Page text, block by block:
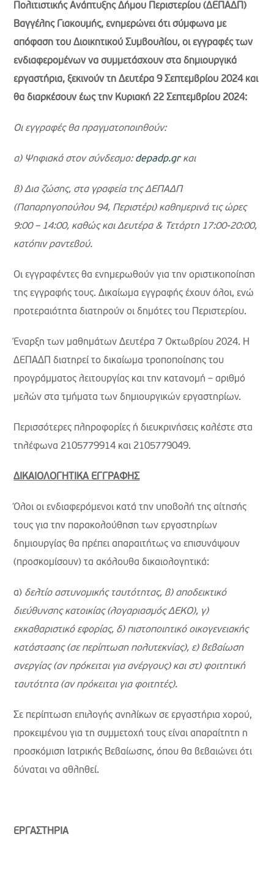
Πολιτιστικής Ανάπτυξης Δήμου Περιστερίου (ΔΕΠΑΔΠ)
Βαγγέλης Γιακουμής, ενημερώνει ότι σύμφωνα με
απόφαση του Διοικητικού Συμβουλίου, οι εγγραφές των
ενδιαφερομένων να συμμετάσχουν στα δημιουργικά
εργαστήρια, ξεκινούν τη Δευτέρα 9 Σεπτεμβρίου 2024 και
θα διαρκέσουν έως την Κυριακή 22 Σεπτεμβρίου 2024:
Οι εγγραφές θα πραγματοποιηθούν:
α) Ψηφιακά στον σύνδεσμο: depadp.grκαι
β) Δια ζώσης, στα γραφεία της ΔΕΠΑΔΠ
(Παπαρηγοπούλου 94, Περιστέρι) καθημερινά τις ώρες
9:00 – 14:00, καθώς και Δευτέρα & Τετάρτη 17:00-20:00,
κατόπιν ραντεβού.
Οι εγγραφέντες θα ενημερωθούν για την οριστικοποίηση
της εγγραφής τους. Δικαίωμα εγγραφής έχουν όλοι, ενώ
προτεραιότητα διατηρούν οι δημότες του Περιστερίου.
Έναρξη των μαθημάτων Δευτέρα 7 Οκτωβρίου 2024. Η
ΔΕΠΑΔΠ διατηρεί το δικαίωμα τροποποίησης του
προγράμματος λειτουργίας και την κατανομή – αριθμό
μελών στα τμήματα των δημιουργικών εργαστηρίων.
Περισσότερες πληροφορίες ή διευκρινήσεις καλέστε στα
τηλέφωνα 2105779914 και 2105779049.
ΔΙΚΑΙΟΛΟΓΗΤΙΚΑ ΕΓΓΡΑΦΗΣ
Όλοι οι ενδιαφερόμενοι κατά την υποβολή της αίτησής
τους για την παρακολούθηση των εργαστηρίων
δημιουργίας θα πρέπει απαραιτήτως να επισυνάψουν
(προσκομίσουν) τα ακόλουθα δικαιολογητικά:
α) δελτίο αστυνομικής ταυτότητας, β) αποδεικτικό
διεύθυνσης κατοικίας (λογαριασμός ΔΕΚΟ), γ)
εκκαθαριστικό εφορίας, δ) πιστοποιητικό οικογενειακής
κατάστασης (σε περίπτωση πολυτεκνίας), ε) βεβαίωση
ανεργίας (αν πρόκειται για ανέργους) και στ) φοιτητική
ταυτότητα (αν πρόκειται για φοιτητές).
Σε περίπτωση επιλογής ανηλίκων σε εργαστήρια χορού,
προκειμένου για τη συμμετοχή τους είναι απαραίτητη η
προσκόμιση Ιατρικής Βεβαίωσης, όπου θα βεβαιώνει ότι
δύναται να αθληθεί.
ΕΡΓΑΣΤΗΡΙΑ